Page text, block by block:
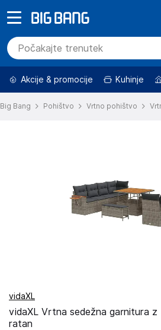
Akcije & promocije Kuhinje
Big Bang Pohištvo Vrtno pohištvo
vidaXL
vidaXL Vrtna sedežna garnitura z
ratan